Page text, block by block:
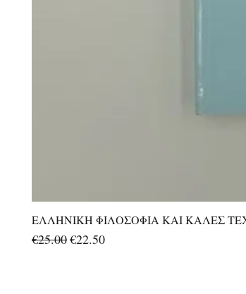
ΕΛΛΗΝΙΚΗ ΦΙΛΟΣΟΦΙΑ ΚΑΙ ΚΑΛΕΣ
Regular Price
€25.00Sale Price
€22.50